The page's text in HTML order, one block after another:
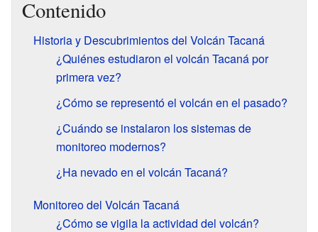
Contenido
Historia y Descubrimientos del Volcán Tacaná
¿Quiénes estudiaron el volcán Tacaná por
primera vez?
¿Cómo se representó el volcán en el pasado?
¿Cuándo se instalaron los sistemas de
monitoreo modernos?
¿Ha nevado en el volcán Tacaná?
Monitoreo del Volcán Tacaná
¿Cómo se vigila la actividad del volcán?